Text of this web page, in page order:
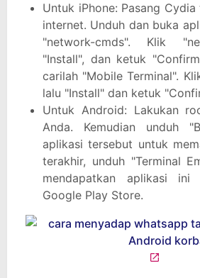
Untuk iPhone: Pasang
internet. Unduh dan buka
"network-cmds". Klik
"Install", dan ketuk
carilah "Mobile Terminal".
lalu "Install" dan ketuk
Untuk Android: Lakukan
Anda. Kemudian unduh
aplikasi tersebut untuk
terakhir, unduh "Terminal
mendapatkan aplikasi
Google Play Store.